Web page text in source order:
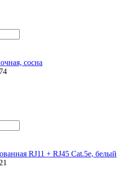
сосна
RJ11 + RJ45 Cat.5e, белый